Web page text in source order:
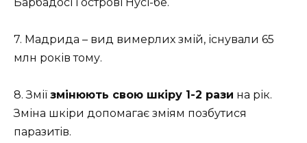
7. Мадрида – вид вимерлих змій, існували 65
млн років тому.
8. Змії змінюють свою шкіру 1-2 рази на рік.
Зміна шкіри допомагає зміям позбутися
паразитів.